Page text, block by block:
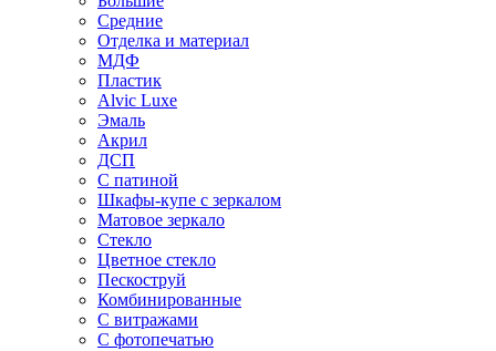
Средние
Отделка и материал
МДФ
Пластик
Alvic Luxe
Эмаль
Акрил
ДСП
С патиной
Шкафы-купе с зеркалом
Матовое зеркало
Стекло
Цветное стекло
Пескоструй
Комбинированные
С витражами
С фотопечатью